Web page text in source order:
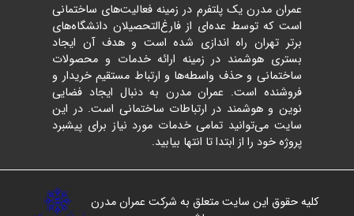
عمران مدرن یک پلتفرم در زمینه فعالیت‌های ساختمانی
است که توسط عده‌ای از فارغ‌التحصیلان دانشگاه‌های
برتر تهران راه اندازی شده است و هدف آن ایجاد
بستری هوشمند در زمینه ارائه خدمات و محصولات
ساختمانی و حذف واسطه‌ها و ارتباط مستقیم خریدار و
فروشنده است. عمران مدرن به دنبال ایجاد فضایی
نوین و هوشمند در ارتباطات ساختمانی است. در این
سایت می‌توانید تمامی خدمات مورد نیاز برای پیشبرد
پروژه خود را از ابتدا تا انتها بیابید.
کلیه حقوق این سایت متعلق به شرکت عمران مدرن